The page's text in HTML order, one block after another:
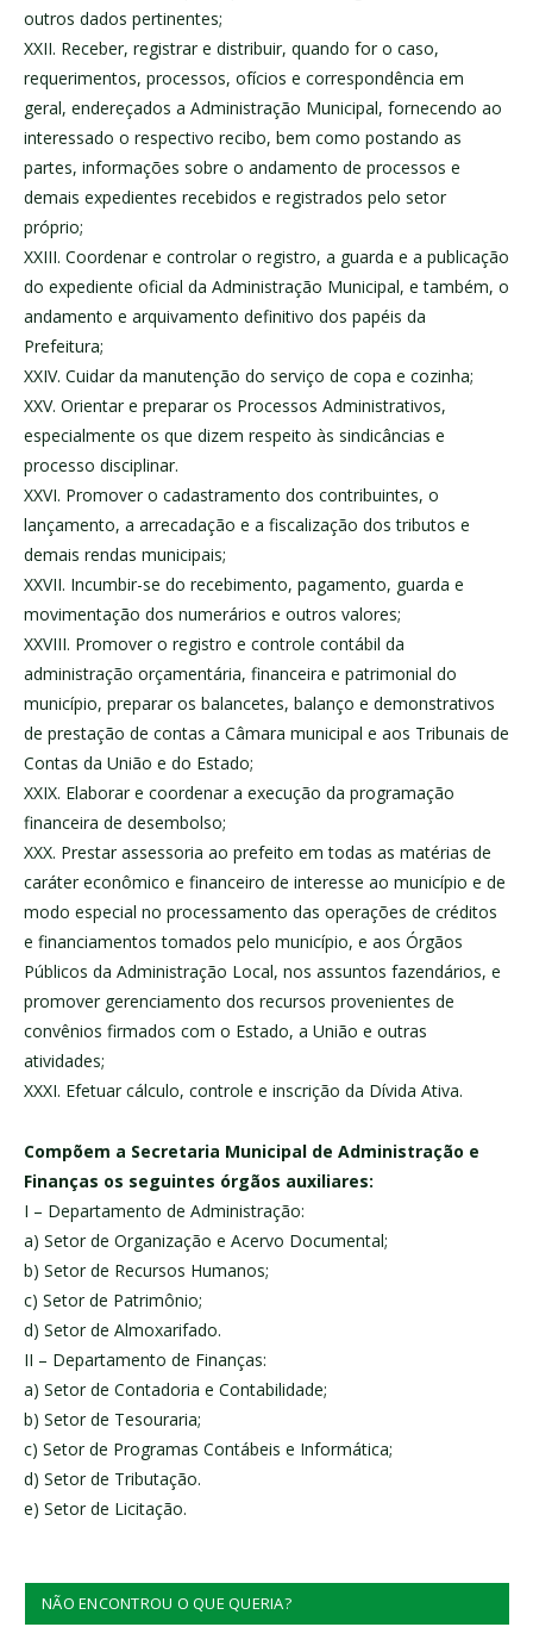
outros dados pertinentes;
XXII. Receber, registrar e distribuir, quando for o caso,
requerimentos, processos, ofícios e correspondência em
geral, endereçados a Administração Municipal, fornecendo ao
interessado o respectivo recibo, bem como postando as
partes, informações sobre o andamento de processos e
demais expedientes recebidos e registrados pelo setor
próprio;
XXIII. Coordenar e controlar o registro, a guarda e a publicação
do expediente oficial da Administração Municipal, e também, o
andamento e arquivamento definitivo dos papéis da
Prefeitura;
XXIV. Cuidar da manutenção do serviço de copa e cozinha;
XXV. Orientar e preparar os Processos Administrativos,
especialmente os que dizem respeito às sindicâncias e
processo disciplinar.
XXVI. Promover o cadastramento dos contribuintes, o
lançamento, a arrecadação e a fiscalização dos tributos e
demais rendas municipais;
XXVII. Incumbir-se do recebimento, pagamento, guarda e
movimentação dos numerários e outros valores;
XXVIII. Promover o registro e controle contábil da
administração orçamentária, financeira e patrimonial do
município, preparar os balancetes, balanço e demonstrativos
de prestação de contas a Câmara municipal e aos Tribunais de
Contas da União e do Estado;
XXIX. Elaborar e coordenar a execução da programação
financeira de desembolso;
XXX. Prestar assessoria ao prefeito em todas as matérias de
caráter econômico e financeiro de interesse ao município e de
modo especial no processamento das operações de créditos
e financiamentos tomados pelo município, e aos Órgãos
Públicos da Administração Local, nos assuntos fazendários, e
promover gerenciamento dos recursos provenientes de
convênios firmados com o Estado, a União e outras
atividades;
XXXI. Efetuar cálculo, controle e inscrição da Dívida Ativa.
Compõem a Secretaria Municipal de Administração e
Finanças os seguintes órgãos auxiliares:
I – Departamento de Administração:
a) Setor de Organização e Acervo Documental;
b) Setor de Recursos Humanos;
c) Setor de Patrimônio;
d) Setor de Almoxarifado.
II – Departamento de Finanças:
a) Setor de Contadoria e Contabilidade;
b) Setor de Tesouraria;
c) Setor de Programas Contábeis e Informática;
d) Setor de Tributação.
e) Setor de Licitação.
NÃO ENCONTROU O QUE QUERIA?